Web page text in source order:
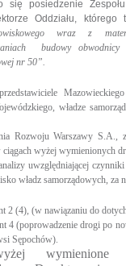
się posiedzenie
Oddziału, którego
wraz z
budowy
nr 50”.
władze
Rozwoju Warszawy S.A.,
wyżej wymienionych
uwzględniającej czynniki
władz samorządowych, za
2 (4), (w nawiązaniu do
4 (poprowadzenie drogi po
Sępochów).
wymienione